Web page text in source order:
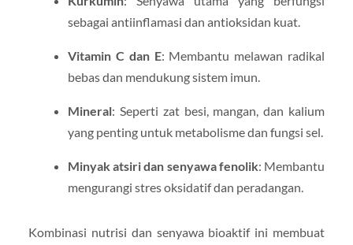
sebagai antiinflamasi dan antioksidan kuat.
Vitamin C dan E: Membantu melawan radikal
bebas dan mendukung sistem imun.
Mineral: Seperti zat besi, mangan, dan kalium
yang penting untuk metabolisme dan fungsi sel.
Minyak atsiri dan senyawa fenolik: Membantu
mengurangi stres oksidatif dan peradangan.
Kombinasi nutrisi dan senyawa bioaktif ini membuat